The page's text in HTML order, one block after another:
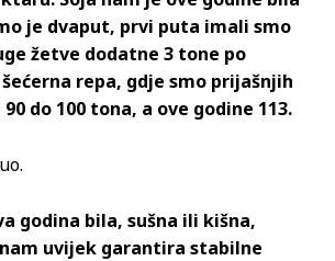
je dvaput, prvi puta imali smo
žetve dodatne 3 tone po
repa, gdje smo prijašnjih
do 100 tona, a ove godine 113.
godina bila, sušna ili kišna,
uvijek garantira stabilne